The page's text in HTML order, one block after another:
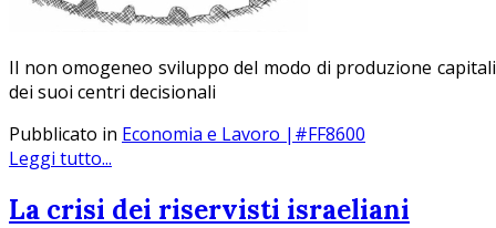
Il non omogeneo sviluppo del modo di produzione
dei suoi centri decisionali
Pubblicato in Economia e Lavoro |#FF8600
Leggi tutto...
La crisi dei riservisti israeliani